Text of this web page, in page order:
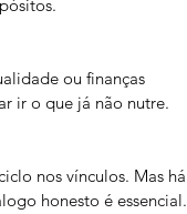
ou finanças
ir o que já não nutre.
nos vínculos. Mas há
honesto é essencial.